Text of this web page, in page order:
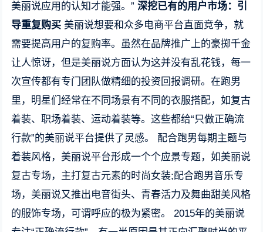
美丽说应用的认知才能强。”深挖已有的用户市场：引
导重复购买 美丽说想要和众多电商平台直面竞争，就
需要提高用户的复购率。虽然在品牌推广上的豪掷千金
让人惊讶，但是美丽说方面认为这并没有乱花钱，每一
次宣传都有专门团队做精细的投资回报调研。在跑男
里，明星们经常在不同场景有不同的衣服搭配，如复古
着装、职场着装、运动着装等。这些都给“只做正确流
行款”的美丽说平台提供了灵感。 配合跑男每期主题与
着装风格，美丽说平台形成一个个应景专题，如美丽说
复古专场，主打复古元素的时尚女装;配合跑男音乐专
场，美丽说又推出电音街头、青春活力及舞曲甜美风格
的服饰专场，可谓呼应的极为紧密。 2015年的美丽说